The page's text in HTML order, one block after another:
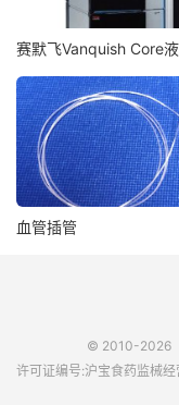
赛默飞Vanquish Core
血管插管
© 2010-2026
许可证编号:沪宝食药监械